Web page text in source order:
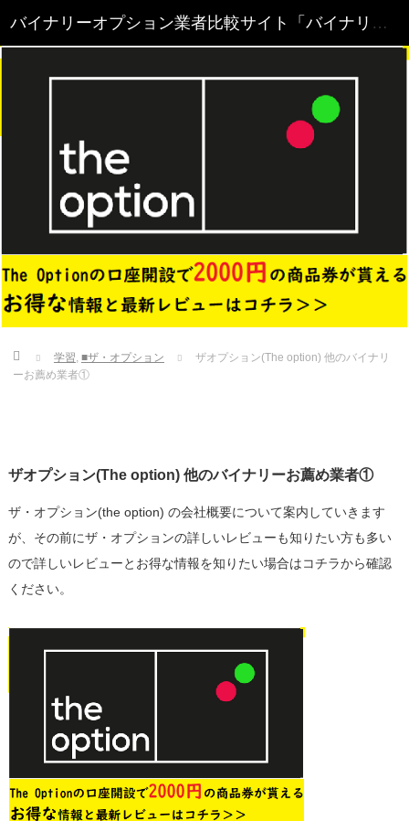
Home 学習 ■ザ・オプション
ザオプション(The option) 他のバイナリ
ーお薦め業者①
ザオプション(The option) 他のバイナリーお薦め業者①
ザ・オプション(the option) の会社概要について案内していきます
が、その前にザ・オプションの詳しいレビューも知りたい方も多い
ので詳しいレビューとお得な情報を知りたい場合はコチラから確認
ください。